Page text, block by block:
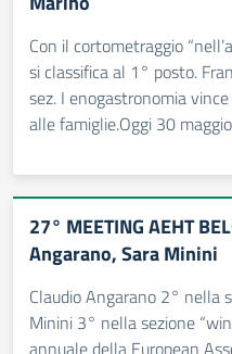
Con il cortometraggio
si classifica al 1° posto.
sez. I enogastronomia
alle famiglie.Oggi 30
27° MEETING AEHT
Angarano, Sara Minini
Claudio Angarano 2° nella
Minini 3° nella sezione
annuale della European